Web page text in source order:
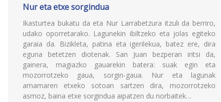
Nur eta etxe sorgindua
Ikasturtea bukatu da eta Nur Larrabetzura itzuli da berriro,
udako oporretarako. Lagunekin ibiltzeko eta jolas egiteko
garaia da. Bizikleta, patina eta igerilekua, batez ere, dira
eguna betetzen diotenak. San Juan bezperan iritsi da,
gainera, magiazko gauarekin batera: suak egin eta
mozorrotzeko gaua, sorgin-gaua. Nur eta lagunak
amamaren etxeko sotoan sartzen dira, mozorrotzeko
asmoz, baina etxe sorgindua aipatzen du norbaitek…